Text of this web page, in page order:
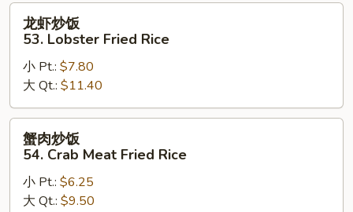
Special
Fried
Rice
53.
Lobster
Fried
Rice
龙虾炒饭
53. Lobster Fried Rice
小 Pt.: $7.80
大 Qt.: $11.40
54.
蟹肉炒饭
54. Crab Meat Fried Rice
小 Pt.: $6.25
大 Qt.: $9.50